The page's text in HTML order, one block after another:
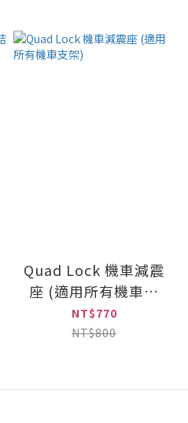
Quad Lock 機車減震
座 (適用所有機車支
架)
NT$770
NT$800